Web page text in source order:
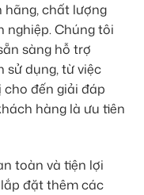
chất lượng
nghiệp. Chúng tôi
sàng hỗ trợ
sử dụng, từ việc
đến giải đáp
hàng là ưu tiên
toàn và tiện lợi
đặt thêm các